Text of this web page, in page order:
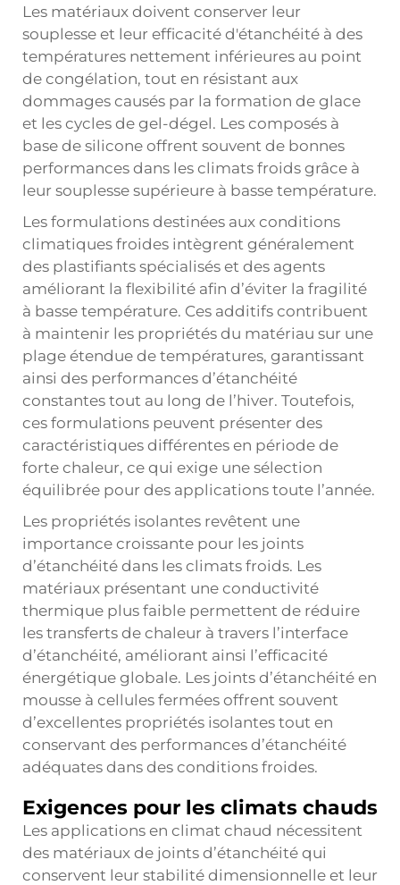
Les matériaux doivent conserver leur
souplesse et leur efficacité d'étanchéité à des
températures nettement inférieures au point
de congélation, tout en résistant aux
dommages causés par la formation de glace
et les cycles de gel-dégel. Les composés à
base de silicone offrent souvent de bonnes
performances dans les climats froids grâce à
leur souplesse supérieure à basse température.
Les formulations destinées aux conditions
climatiques froides intègrent généralement
des plastifiants spécialisés et des agents
améliorant la flexibilité afin d’éviter la fragilité
à basse température. Ces additifs contribuent
à maintenir les propriétés du matériau sur une
plage étendue de températures, garantissant
ainsi des performances d’étanchéité
constantes tout au long de l’hiver. Toutefois,
ces formulations peuvent présenter des
caractéristiques différentes en période de
forte chaleur, ce qui exige une sélection
équilibrée pour des applications toute l’année.
Les propriétés isolantes revêtent une
importance croissante pour les joints
d’étanchéité dans les climats froids. Les
matériaux présentant une conductivité
thermique plus faible permettent de réduire
les transferts de chaleur à travers l’interface
d’étanchéité, améliorant ainsi l’efficacité
énergétique globale. Les joints d’étanchéité en
mousse à cellules fermées offrent souvent
d’excellentes propriétés isolantes tout en
conservant des performances d’étanchéité
adéquates dans des conditions froides.
Exigences pour les climats chauds
Les applications en climat chaud nécessitent
des matériaux de joints d’étanchéité qui
conservent leur stabilité dimensionnelle et leur